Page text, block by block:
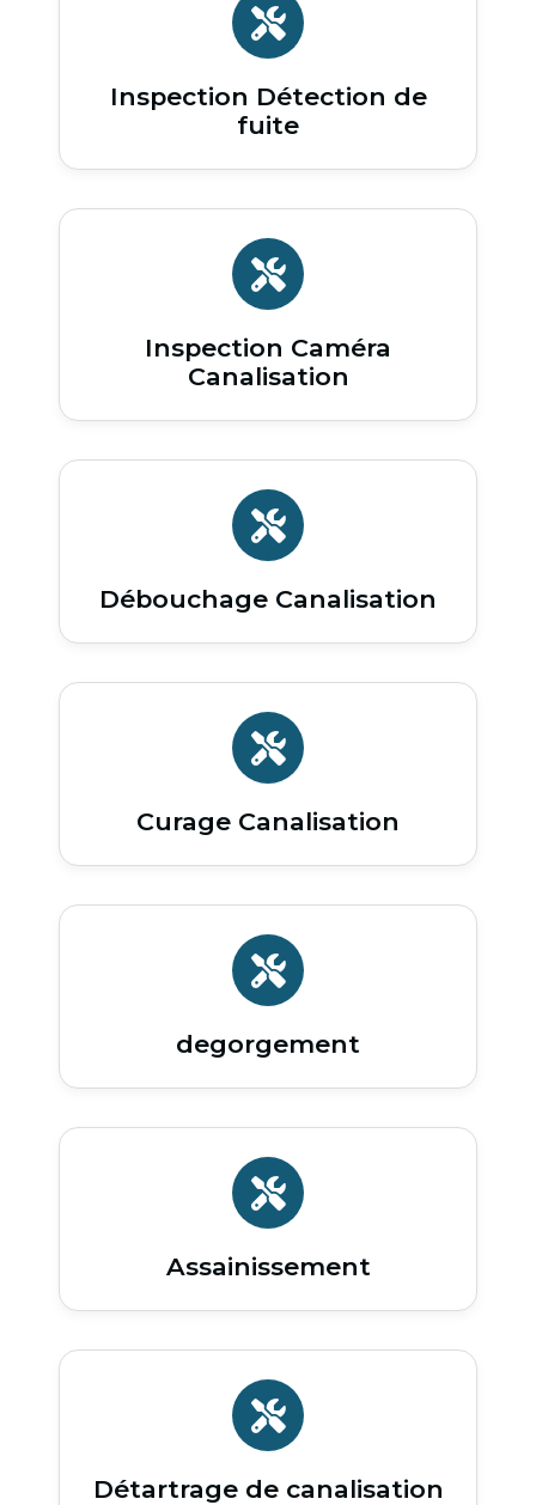
Inspection Détection de
fuite
Inspection Caméra
Canalisation
Débouchage Canalisation
Curage Canalisation
degorgement
Assainissement
Détartrage de canalisation